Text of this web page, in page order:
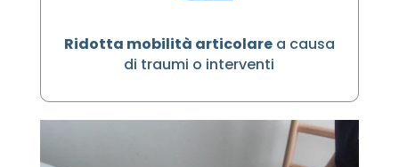
Ridotta mobilità articolarea causa
di traumi o interventi